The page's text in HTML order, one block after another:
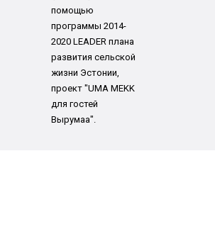
помощью
программы 2014-
2020 LEADER плана
развития сельской
жизни Эстонии,
проект "UMA MEKK
для гостей
Вырумаа".